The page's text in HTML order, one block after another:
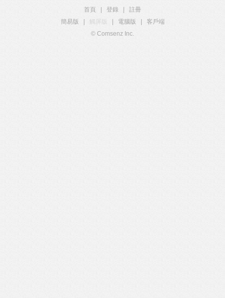
首頁 登錄
註冊
簡易版
觸屏版 電腦版
客戶端
© Comsenz Inc.